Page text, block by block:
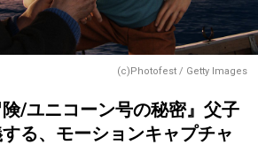
(c)Photofest / Getty Images
険/ユニコーン号の秘密』父子
る、モーションキャプチャ